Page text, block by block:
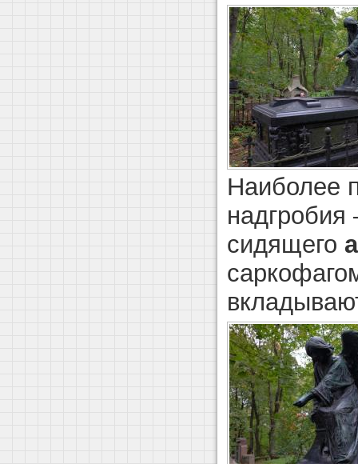
Наиболее
сидящего